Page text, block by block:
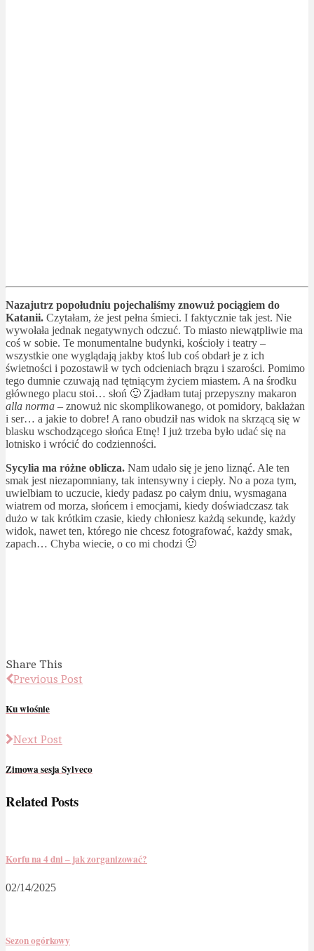
Nazajutrz popołudniu pojechaliśmy znowuż pociągiem do
Katanii. Czytałam, że jest pełna śmieci. I faktycznie tak jest. Nie
wywołała jednak negatywnych odczuć. To miasto niewątpliwie ma
coś w sobie. Te monumentalne budynki, kościoły i teatry –
wszystkie one wyglądają jakby ktoś lub coś obdarł je z ich
świetności i pozostawił w tych odcieniach brązu i szarości. Pomimo
tego dumnie czuwają nad tętniącym życiem miastem. A na środku
głównego placu stoi… słoń 🙂 Zjadłam tutaj przepyszny makaron
alla norma – znowuż nic skomplikowanego, ot pomidory, bakłażan
i ser… a jakie to dobre! A rano obudził nas widok na skrzącą się w
blasku wschodzącego słońca Etnę! I już trzeba było udać się na
lotnisko i wrócić do codzienności.
Sycylia ma różne oblicza. Nam udało się je jeno liznąć. Ale ten
smak jest niezapomniany, tak intensywny i ciepły. No a poza tym,
uwielbiam to uczucie, kiedy padasz po całym dniu, wysmagana
wiatrem od morza, słońcem i emocjami, kiedy doświadczasz tak
dużo w tak krótkim czasie, kiedy chłoniesz każdą sekundę, każdy
widok, nawet ten, którego nie chcesz fotografować, każdy smak,
zapach… Chyba wiecie, o co mi chodzi 🙂
Share This
Previous Post
Ku wiośnie
Next Post
Zimowa sesja Sylveco
Related Posts
Korfu na 4 dni – jak zorganizować?
02/14/2025
Sezon ogórkowy